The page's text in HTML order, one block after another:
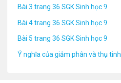
Bài 3 trang 36 SGK Sinh học 9
Bài 4 trang 36 SGK Sinh học 9
Bài 5 trang 36 SGK Sinh học 9
Ý nghĩa của giảm phân và thụ tinh